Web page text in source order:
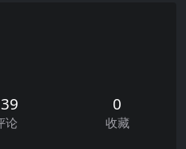
论
0
收藏